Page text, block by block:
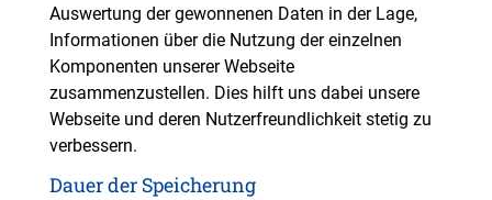
Auswertung der gewonnenen Daten in der Lage,
Informationen über die Nutzung der einzelnen
Komponenten unserer Webseite
zusammenzustellen. Dies hilft uns dabei unsere
Webseite und deren Nutzerfreundlichkeit stetig zu
verbessern.
Dauer der Speicherung